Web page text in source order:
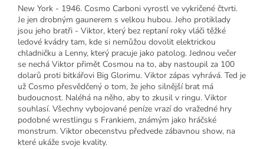
New York - 1946. Cosmo Carboni vyrostl ve vykričené čtvrti.
Je jen drobným gaunerem s velkou hubou. Jeho protiklady
jsou jeho bratři - Viktor, který bez reptaní roky vláči těžké
ledové kvádry tam, kde si nemůžou dovolit elektrickou
chladničku a Lenny, který pracuje jako patolog. Jednou večer
se nechá Viktor přimět Cosmou na to, aby nastoupil za 100
dolarů proti bitkářovi Big Glorimu. Viktor zápas vyhrává. Ted je
už Cosmo přesvědčený o tom, že jeho silnější brat má
budoucnost. Naléhá na něho, aby to zkusil v ringu. Viktor
souhlasí. Všechny vybojované peníze vrazí do vražedné hry
podobné wrestlingu s Frankiem, známým jako hráčské
monstrum. Viktor obecenstvu předvede zábavnou show, na
které ukáže svoje kvality.